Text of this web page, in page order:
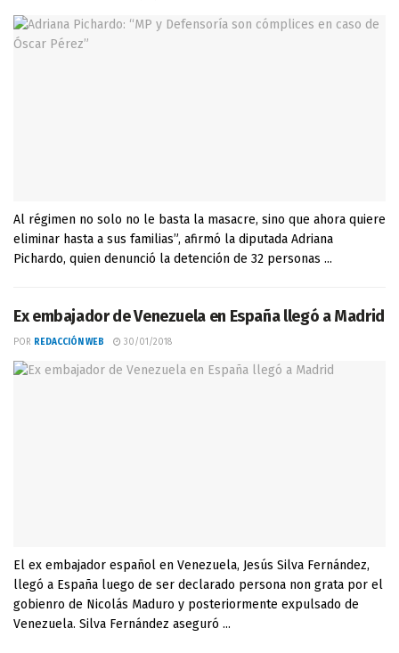
Al régimen no solo no le basta la masacre, sino que ahora quiere
eliminar hasta a sus familias”, afirmó la diputada Adriana
Pichardo, quien denunció la detención de 32 personas ...
Ex embajador de Venezuela en España llegó a Madrid
POR REDACCIÓN WEB 30/01/2018
El ex embajador español en Venezuela, Jesús Silva Fernández,
llegó a España luego de ser declarado persona non grata por el
gobienro de Nicolás Maduro y posteriormente expulsado de
Venezuela. Silva Fernández aseguró ...